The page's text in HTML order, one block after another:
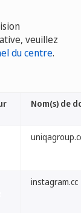
veuillez
du centre.
Nom(s) de
instagram.cc